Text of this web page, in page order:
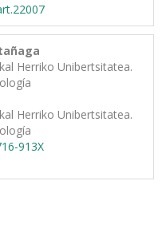
Herriko Unibertsitatea.
Herriko Unibertsitatea.
913X